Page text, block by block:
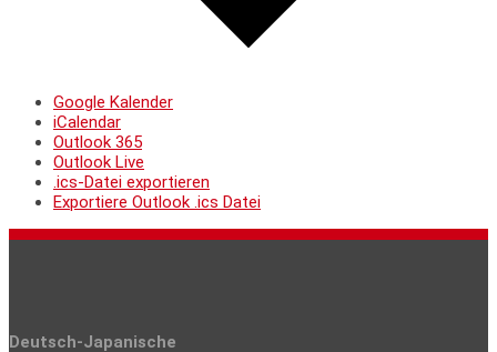
Google Kalender
iCalendar
Outlook 365
Outlook Live
.ics-Datei exportieren
Exportiere Outlook .ics Datei
Deutsch-Japanische